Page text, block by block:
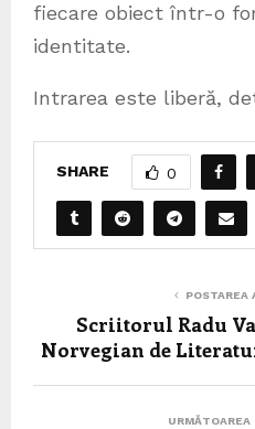
fiecare obiect într-o
identitate.
Intrarea este liberă,
SHARE 0
POSTAREA
Scriitorul Radu
Norvegian de
URMĂTOAREA